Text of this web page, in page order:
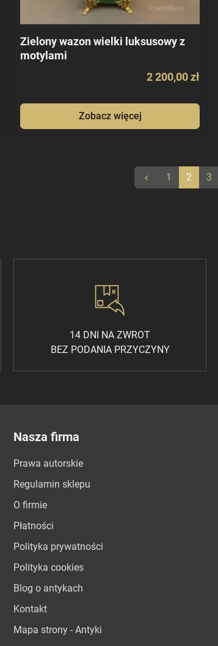
Zielony wazon wielki luksusowy z
motylami
2 200,00 zł
Zobacz więcej
keyboard_arrow_left Poprzedni
1 2 3
14 DNI NA ZWROT
BEZ PODANIA PRZYCZYNY
Nasza firma
Prawa autorskie
Regulamin sklepu
O firmie
Płatności
Polityka prywatności
Polityka cookies
Blog o antykach
Kontakt
Mapa strony - Antyki